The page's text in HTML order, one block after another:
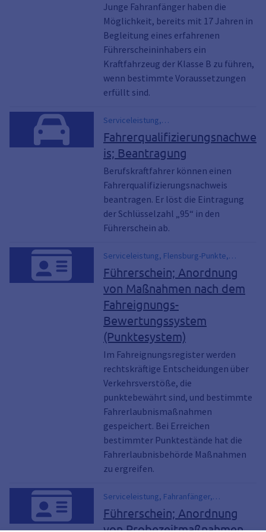
Junge Fahranfänger haben die
Möglichkeit, bereits mit 17 Jahren in
Begleitung eines erfahrenen
Führerscheininhabers ein
Kraftfahrzeug der Klasse B zu führen,
wenn bestimmte Voraussetzungen
erfüllt sind.
Serviceleistung,
Berufskraftfahrerqualifikation, FQN
Fahrerqualifizierungsnachwe
is; Beantragung
Berufskraftfahrer können einen
Fahrerqualifizierungsnachweis
beantragen. Er löst die Eintragung
der Schlüsselzahl „95“ in den
Führerschein ab.
Serviceleistung, Flensburg-Punkte,
Mehrfachtäter-Punktsystem,
Verkehrssünderkartei
Führerschein; Anordnung
von Maßnahmen nach dem
Fahreignungs-
Bewertungssystem
(Punktesystem)
Im Fahreignungsregister werden
rechtskräftige Entscheidungen über
Verkehrsverstöße, die
punktebewährt sind, und bestimmte
Fahrerlaubnismaßnahmen
gespeichert. Bei Erreichen
bestimmter Punktestände hat die
Fahrerlaubnisbehörde Maßnahmen
zu ergreifen.
Serviceleistung, Fahranfänger,
Fahrerlaubnis auf Probe, Führerschein auf
Probe, Probezeit
Führerschein; Anordnung
von Probezeitmaßnahmen